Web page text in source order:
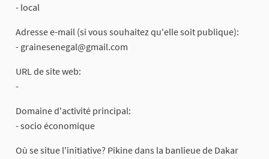
- local
Adresse e-mail (si vous souhaitez qu'elle soit publique):
- grainesenegal@gmail.com
URL de site web:
-
Domaine d'activité principal:
- socio économique
Où se situe l'initiative? Pikine dans la banlieue de Dakar